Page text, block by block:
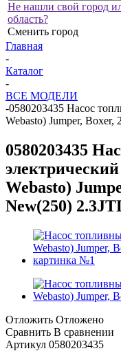
Не нашли свой город
область?
Сменить город
Главная
-
Каталог
-
ВСЕ МОДЕЛИ
-0580203435 Насос
Webasto) Jumper,
0580203435
Webasto)
New(250)
Отложить Отложено
Сравнить В сравнении
Артикул 0580203435